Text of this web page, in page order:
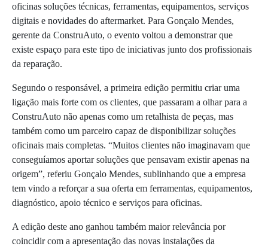
oficinas soluções técnicas, ferramentas, equipamentos, serviços
digitais e novidades do aftermarket. Para Gonçalo Mendes,
gerente da ConstruAuto, o evento voltou a demonstrar que
existe espaço para este tipo de iniciativas junto dos profissionais
da reparação.
Segundo o responsável, a primeira edição permitiu criar uma
ligação mais forte com os clientes, que passaram a olhar para a
ConstruAuto não apenas como um retalhista de peças, mas
também como um parceiro capaz de disponibilizar soluções
oficinais mais completas. “Muitos clientes não imaginavam que
conseguíamos aportar soluções que pensavam existir apenas na
origem”, referiu Gonçalo Mendes, sublinhando que a empresa
tem vindo a reforçar a sua oferta em ferramentas, equipamentos,
diagnóstico, apoio técnico e serviços para oficinas.
A edição deste ano ganhou também maior relevância por
coincidir com a apresentação das novas instalações da